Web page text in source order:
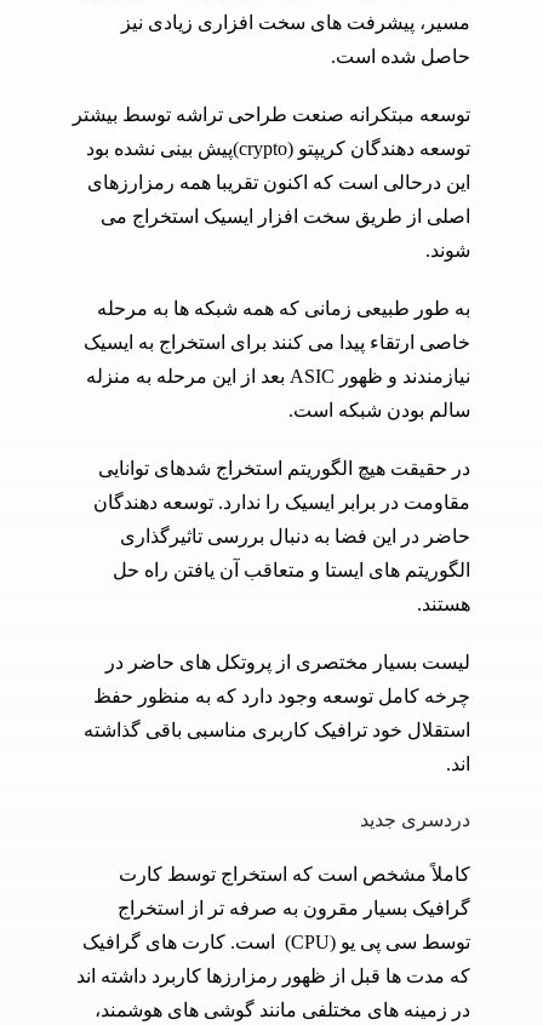
مسیر، پیشرفت های سخت افزاری زیادی نیز
حاصل شده است.
توسعه مبتکرانه صنعت طراحی تراشه توسط بیشتر
توسعه دهندگان کریپتو (crypto)پیش بینی نشده بود
این درحالی است که اکنون تقریبا همه رمزارزهای
اصلی از طریق سخت افزار ایسیک استخراج می
شوند.
به طور طبیعی زمانی که همه شبکه ها به مرحله
خاصی ارتقاء پیدا می کنند برای استخراج به ایسیک
نیازمندند و ظهور ASIC بعد از این مرحله به منزله
سالم بودن شبکه است.
در حقیقت هیچ الگوریتم استخراج شده­ای توانایی
مقاومت در برابر ایسیک را ندارد. توسعه دهندگان
حاضر در این فضا به دنبال بررسی تاثیرگذاری
الگوریتم های ایستا و متعاقب آن یافتن راه حل
هستند.
لیست بسیار مختصری از پروتکل های حاضر در
چرخه کامل توسعه وجود دارد که به منظور حفظ
استقلال خود ترافیک کاربری مناسبی باقی گذاشته
اند.
دردسری جدید
کاملاً مشخص است که استخراج توسط کارت
گرافیک بسیار مقرون به صرفه تر از استخراج
توسط سی پی یو (CPU) است. کارت های گرافیک
که مدت ها قبل از ظهور رمزارزها کاربرد داشته اند
در زمینه های مختلفی مانند گوشی های هوشمند،